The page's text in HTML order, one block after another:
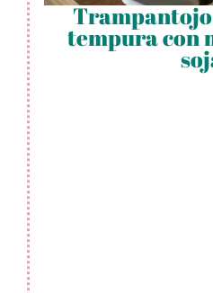
Trampantojo
tempura con